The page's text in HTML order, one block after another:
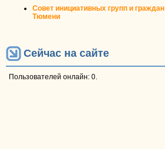
Совет инициативных групп и граждан
Тюмени
Сейчас на сайте
Пользователей онлайн: 0.